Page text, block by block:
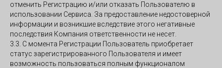
отменить Регистрацию и/или отказать Пользователю в
использовании Сервиса. За предоставление недостоверной
информации и возникшие вследствие этого негативные
последствия Компания ответственности не несет.
3.3. С момента Регистрации Пользователь приобретает
статус зарегистрированного Пользователя и имеет
возможность пользоваться полным функционалом